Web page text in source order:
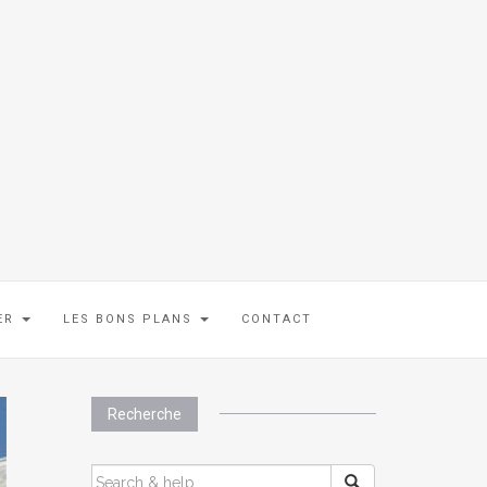
LES BONS PLANS CONTACT
Recherche
SEARCH